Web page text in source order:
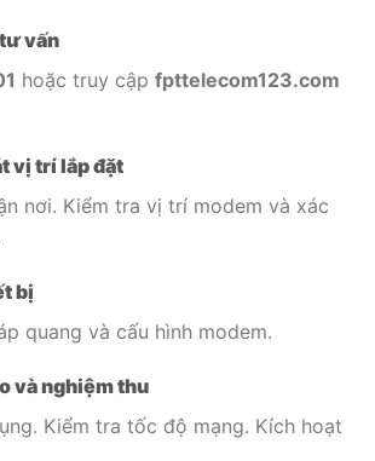
vấn
hoặc truy cập fpttelecom123.com
vị trí lắp đặt
nơi. Kiểm tra vị trí modem và xác
bị
quang và cấu hình modem.
và nghiệm thu
Kiểm tra tốc độ mạng. Kích hoạt